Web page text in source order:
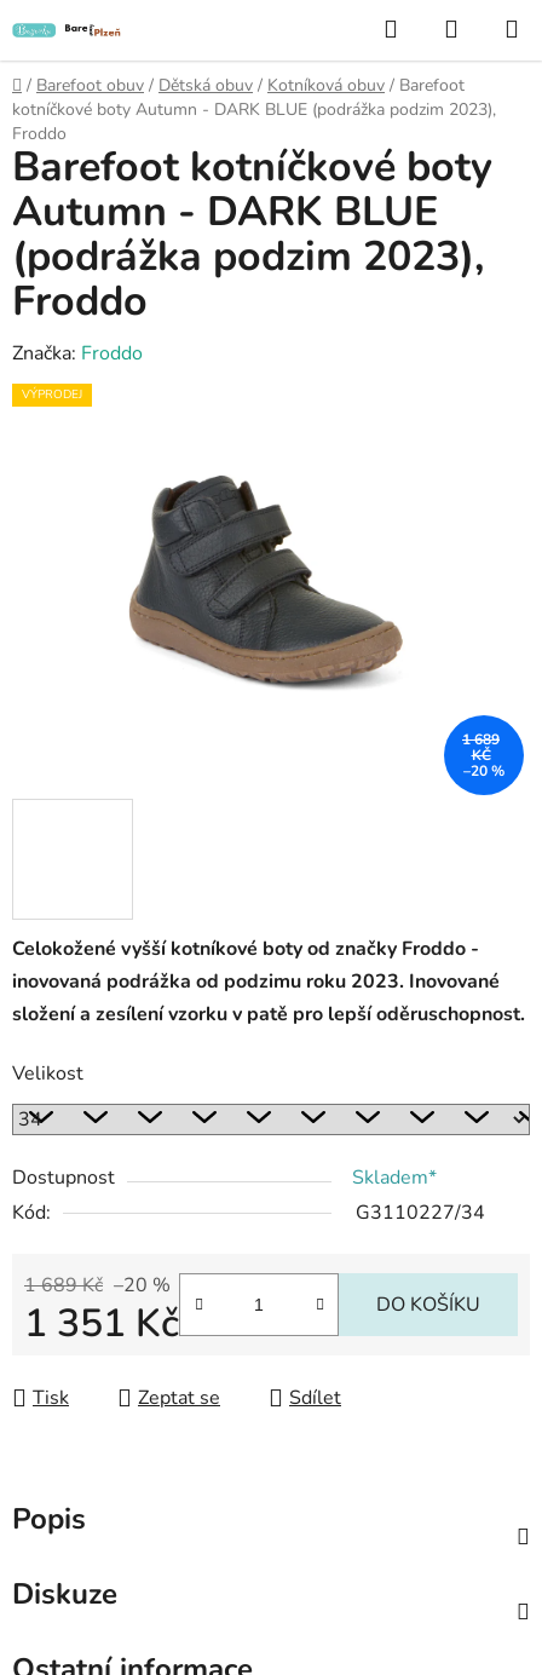
na
obsah
Hledat
KOŠÍK
Domů
/ Barefoot obuv / Dětská obuv / Kotníková obuv / Barefoot
kotníčkové boty Autumn - DARK BLUE (podrážka podzim 2023),
Froddo
Celokožené vyšší kotníkové boty od značky Froddo -
inovovaná podrážka od podzimu roku 2023. Inovované
složení a zesílení vzorku v patě pro lepší oděruschopnost.
Velikost
Dostupnost
Skladem*
Kód:
G3110227/34
1 689 Kč –20 %
1 351 Kč DO KOŠÍKU
Tisk Zeptat se Sdílet
Barefoot kotníčkové boty
Autumn - DARK BLUE
(podrážka podzim 2023),
Froddo
Značka: Froddo
VÝPRODEJ
1 689
KČ
–20 %
Popis
Diskuze